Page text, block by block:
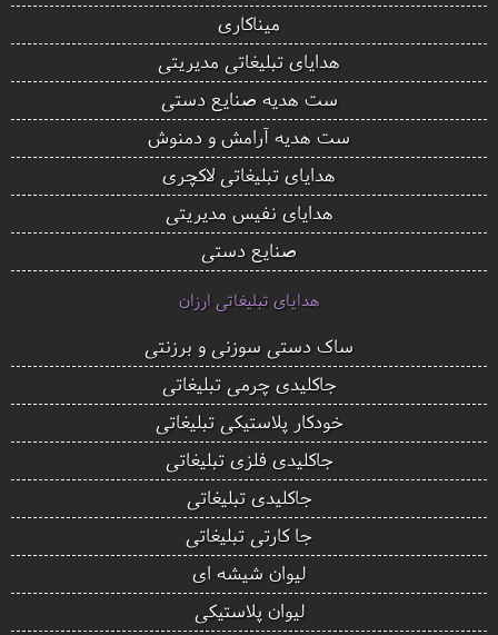
میناکاری
هدایای تبلیغاتی مدیریتی
ست هدیه صنایع دستی
ست هدیه آرامش و دمنوش
هدایای تبلیغاتی لاکچری
هدایای نفیس مدیریتی
صنایع دستی
هدایای تبلیغاتی ارزان
ساک دستی سوزنی و برزنتی
جاکلیدی چرمی تبلیغاتی
خودکار پلاستیکی تبلیغاتی
جاکلیدی فلزی تبلیغاتی
جاکلیدی تبلیغاتی
جا کارتی تبلیغاتی
لیوان شیشه ای
لیوان پلاستیکی